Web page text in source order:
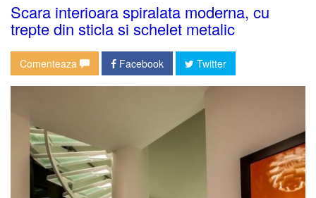
Scara interioara spiralata moderna, cu
trepte din sticla si schelet metalic
Comenteaza Facebook Twitter